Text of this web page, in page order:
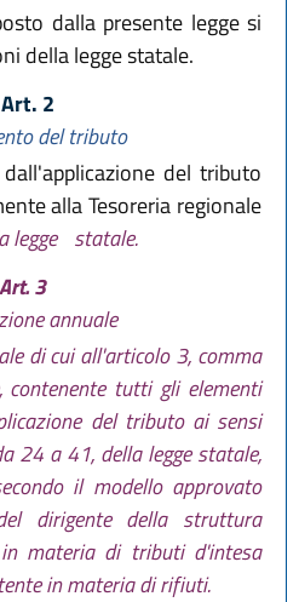
dalla presente legge si
della legge statale.
Art. 2
del tributo
del tributo
alla Tesoreria regionale
legge statale.
Art. 3
annuale
di cui all'articolo 3, comma
contenente tutti gli elementi
del tributo ai sensi
24 a 41, della legge statale,
il modello approvato
dirigente della struttura
in materia di tributi d'intesa
in materia di rifiuti.